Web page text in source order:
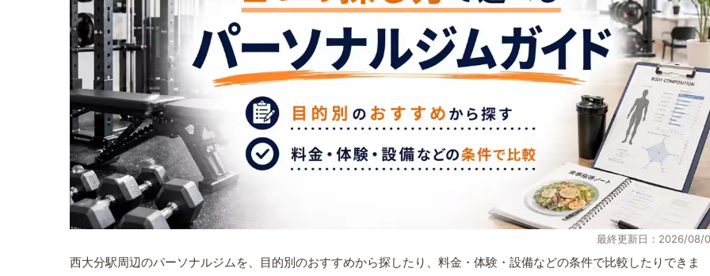
最終更新日：2026/08/
西大分駅周辺のパーソナルジムを、目的別のおすすめから探したり、料金・体験・設備などの条件で比較したりできま